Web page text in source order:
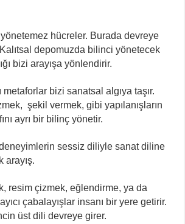
yönetemez hücreler. Burada devreye
depomuzda bilinci yönetecek
bizi arayışa yönlendirir.
metaforlar bizi sanatsal algıya taşır.
şekil vermek, gibi yapılanışların
ayrı bir bilinç yönetir.
sessiz diliyle sanat diline
arayış.
resim çizmek, eğlendirme, ya da
çabalayışlar insanı bir yere getirir.
üst dili devreye girer.